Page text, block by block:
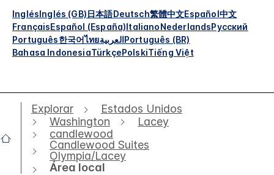
InglésInglés (GB)日本語Deutsch繁體中文Español中文
FrançaisEspañol (España)ItalianoNederlandsРусский
Português한국어ไทยالعربيةPortuguês (BR)
Bahasa IndonesiaTürkçePolskiTiếng Việt
Explorar
Estados Unidos
Washington
Lacey
candlewood
Candlewood Suites
Olympia/Lacey
Área local